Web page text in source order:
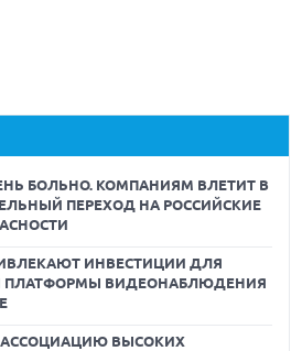
БОЛЬНО. КОМПАНИЯМ ВЛЕТИТ В
ПЕРЕХОД НА РОССИЙСКИЕ
ИНВЕСТИЦИИ ДЛЯ
ПЛАТФОРМЫ ВИДЕОНАБЛЮДЕНИЯ
В АССОЦИАЦИЮ ВЫСОКИХ